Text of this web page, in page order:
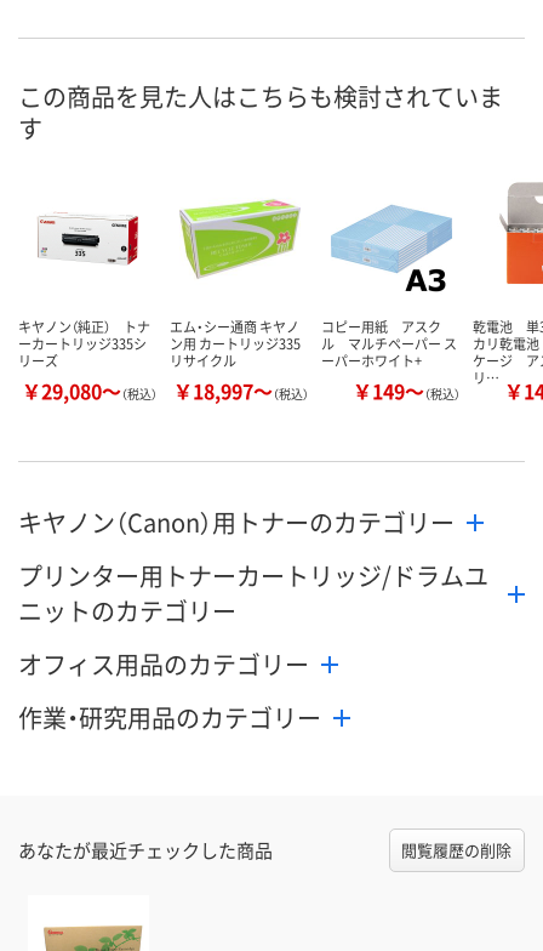
号
お届け日
カゴへ カゴへ カ
この商品を見た人はこちらも検討されていま
す
キヤノン（純正） トナ
ーカートリッジ335シ
リーズ
￥29,080～（税込）
エム・シー通商 キヤノ
ン用 カートリッジ335
リサイクル
￥18,997～（税込）
コピー用紙 アスク
ル マルチペーパー ス
ーパーホワイト+
￥149～（税込）
乾電池
カリ乾電
ケージ ア
リ… ￥
キヤノン（Canon）用トナーのカテゴリー
プリンター用トナーカートリッジ/ドラムユ
ニットのカテゴリー
オフィス用品のカテゴリー
作業・研究用品のカテゴリー
あなたが最近チェックした商品 閲覧履歴の削除